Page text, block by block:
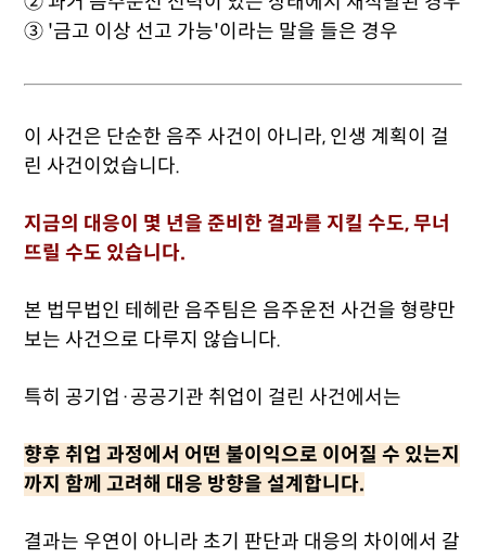
③ '금고 이상 선고 가능'이라는 말을 들은 경우
이 사건은 단순한 음주 사건이 아니라, 인생 계획이 걸
린 사건이었습니다.
지금의 대응이 몇 년을 준비한 결과를 지킬 수도, 무너
뜨릴 수도 있습니다.
본 법무법인 테헤란 음주팀은 음주운전 사건을 형량만
보는 사건으로 다루지 않습니다.
특히 공기업·공공기관 취업이 걸린 사건에서는
향후 취업 과정에서 어떤 불이익으로 이어질 수 있는지
까지 함께 고려해 대응 방향을 설계합니다.
결과는 우연이 아니라 초기 판단과 대응의 차이에서 갈